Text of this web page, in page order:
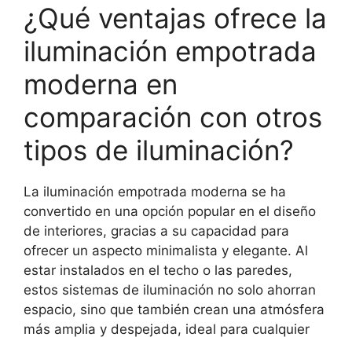
¿Qué ventajas ofrece la
iluminación empotrada
moderna en
comparación con otros
tipos de iluminación?
La iluminación empotrada moderna se ha
convertido en una opción popular en el diseño
de interiores, gracias a su capacidad para
ofrecer un aspecto minimalista y elegante. Al
estar instalados en el techo o las paredes,
estos sistemas de iluminación no solo ahorran
espacio, sino que también crean una atmósfera
más amplia y despejada, ideal para cualquier